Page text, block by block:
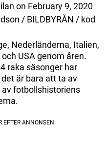
on February 9, 2020
/ BILDBYRÅN / kod
Nederländerna, Italien,
USA genom åren.
raka säsonger har
är bara att ta av
fotbollshistoriens